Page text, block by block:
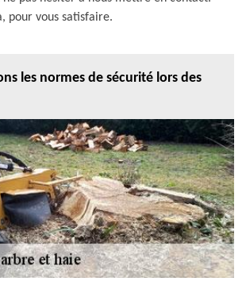
pour vous satisfaire.
les normes de sécurité lors des